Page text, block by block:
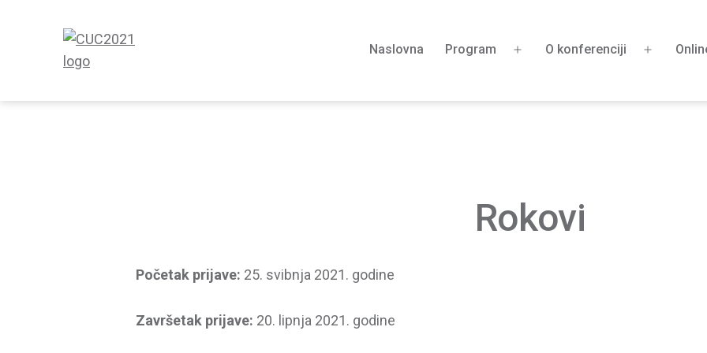
Naslovna Program
Otvori
O konferenciji
Otvori
Rokovi
Početak prijave: 25. svibnja 2021. godine
Završetak prijave: 20. lipnja 2021. godine